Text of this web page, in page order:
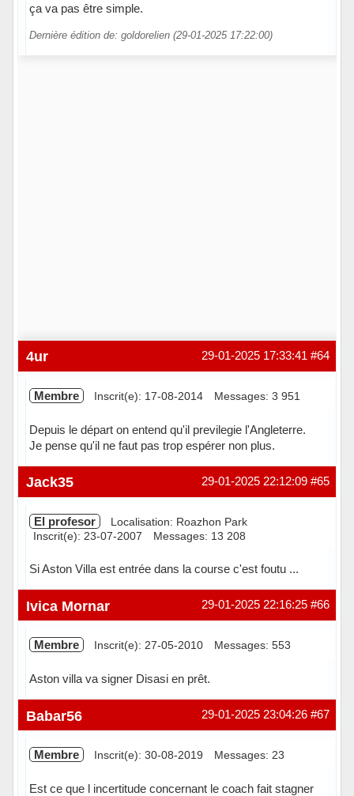
ça va pas être simple.
Dernière édition de: goldorelien (29-01-2025 17:22:00)
#64
29-01-2025 17:33:41
4ur
Membre Inscrit(e): 17-08-2014 Messages: 3 951
Depuis le départ on entend qu'il previlegie l'Angleterre.
Je pense qu'il ne faut pas trop espérer non plus.
Hors ligne #65
29-01-2025 22:12:09
Jack35
El profesor
Localisation: Roazhon Park
Inscrit(e): 23-07-2007
Messages: 13 208
Si Aston Villa est entrée dans la course c'est foutu ...
Hors ligne #66
29-01-2025 22:16:25
Ivica Mornar
Membre Inscrit(e): 27-05-2010 Messages: 553
Aston villa va signer Disasi en prêt.
Hors ligne #67
29-01-2025 23:04:26
Babar56
Membre Inscrit(e): 30-08-2019 Messages: 23
Est ce que l incertitude concernant le coach fait stagner